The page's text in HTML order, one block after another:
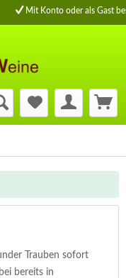
Mit Konto oder als Gast
Trauben sofort
bereits in